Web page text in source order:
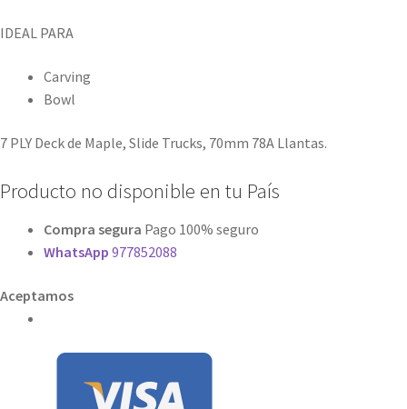
IDEAL PARA
Carving
Bowl
7 PLY Deck de Maple, Slide Trucks, 70mm 78A Llantas.
Producto no disponible en tu País
Compra segura Pago 100% seguro
WhatsApp 977852088
Aceptamos